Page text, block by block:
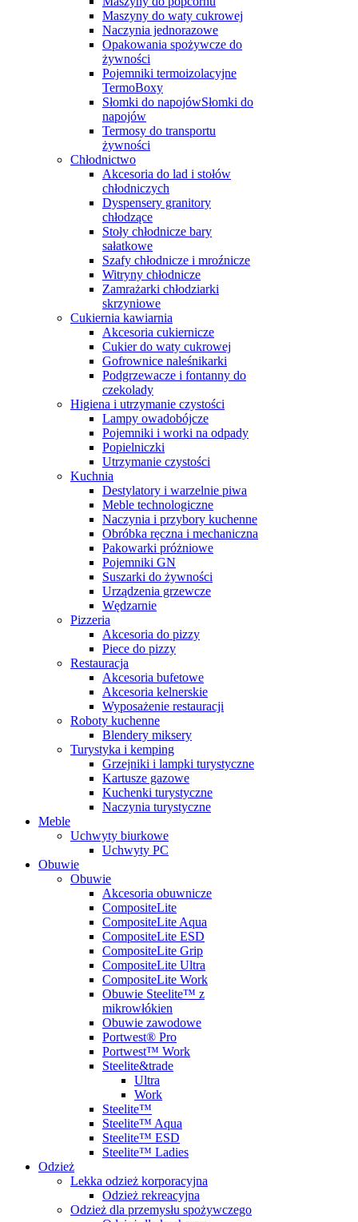
Maszyny do waty cukrowej
Naczynia jednorazowe
Opakowania spożywcze do
żywności
Pojemniki termoizolacyjne
TermoBoxy
Słomki do napojówSłomki do
napojów
Termosy do transportu
żywności
Chłodnictwo
Akcesoria do lad i stołów
chłodniczych
Dyspensery granitory
chłodzące
Stoły chłodnicze bary
sałatkowe
Szafy chłodnicze i mroźnicze
Witryny chłodnicze
Zamrażarki chłodziarki
skrzyniowe
Cukiernia kawiarnia
Akcesoria cukiernicze
Cukier do waty cukrowej
Gofrownice naleśnikarki
Podgrzewacze i fontanny do
czekolady
Higiena i utrzymanie czystości
Lampy owadobójcze
Pojemniki i worki na odpady
Popielniczki
Utrzymanie czystości
Kuchnia
Destylatory i warzelnie piwa
Meble technologiczne
Naczynia i przybory kuchenne
Obróbka ręczna i mechaniczna
Pakowarki próżniowe
Pojemniki GN
Suszarki do żywności
Urządzenia grzewcze
Wędzarnie
Pizzeria
Akcesoria do pizzy
Piece do pizzy
Restauracja
Akcesoria bufetowe
Akcesoria kelnerskie
Wyposażenie restauracji
Roboty kuchenne
Blendery miksery
Turystyka i kemping
Grzejniki i lampki turystyczne
Kartusze gazowe
Kuchenki turystyczne
Naczynia turystyczne
Meble
Uchwyty biurkowe
Uchwyty PC
Obuwie
Obuwie
Akcesoria obuwnicze
CompositeLite
CompositeLite Aqua
CompositeLite ESD
CompositeLite Grip
CompositeLite Ultra
CompositeLite Work
Obuwie Steelite™ z
mikrowłókien
Obuwie zawodowe
Portwest® Pro
Portwest™ Work
Steelite&trade
Ultra
Work
Steelite™
Steelite™ Aqua
Steelite™ ESD
Steelite™ Ladies
Odzież
Lekka odzież korporacyjna
Odzież rekreacyjna
Odzież dla przemysłu spożywczego